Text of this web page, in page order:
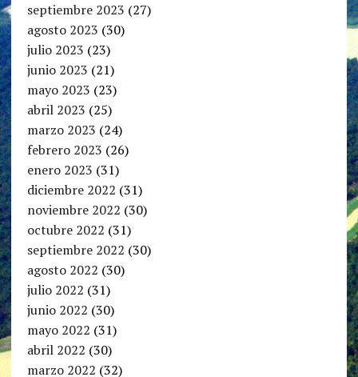
septiembre 2023 (27)
agosto 2023 (30)
julio 2023 (23)
junio 2023 (21)
mayo 2023 (23)
abril 2023 (25)
marzo 2023 (24)
febrero 2023 (26)
enero 2023 (31)
diciembre 2022 (31)
noviembre 2022 (30)
octubre 2022 (31)
septiembre 2022 (30)
agosto 2022 (30)
julio 2022 (31)
junio 2022 (30)
mayo 2022 (31)
abril 2022 (30)
marzo 2022 (32)